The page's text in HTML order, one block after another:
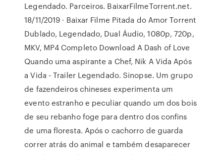
Legendado. Parceiros. BaixarFilmeTorrent.net.
18/11/2019 · Baixar Filme Pitada do Amor Torrent
Dublado, Legendado, Dual Áudio, 1080p, 720p,
MKV, MP4 Completo Download A Dash of Love
Quando uma aspirante a Chef, Nik A Vida Após
a Vida - Trailer Legendado. Sinopse. Um grupo
de fazendeiros chineses experimenta um
evento estranho e peculiar quando um dos bois
de seu rebanho foge para dentro dos confins
de uma floresta. Após o cachorro de guarda
correr atrás do animal e também desaparecer